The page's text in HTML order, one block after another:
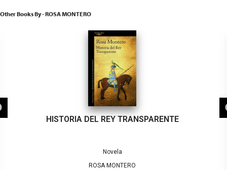
Other Books By - ROSA MONTERO
HISTORIA DEL REY TRANSPARENTE
Novela
ROSA MONTERO